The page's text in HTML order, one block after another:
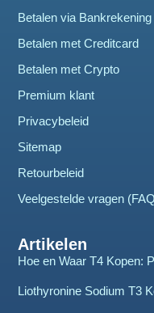
Betalen via Bankrekening
Betalen met Creditcard
Betalen met Crypto
Premium klant
Privacybeleid
Sitemap
Retourbeleid
Veelgestelde vragen
Artikelen
Hoe en Waar T4 Kopen:
Liothyronine Sodium T3